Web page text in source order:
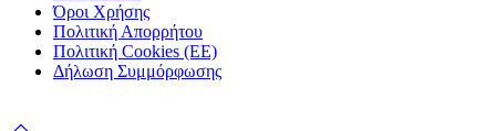
Όροι Χρήσης
Πολιτική Απορρήτου
Πολιτική Cookies (ΕΕ)
Δήλωση Συμμόρφωσης